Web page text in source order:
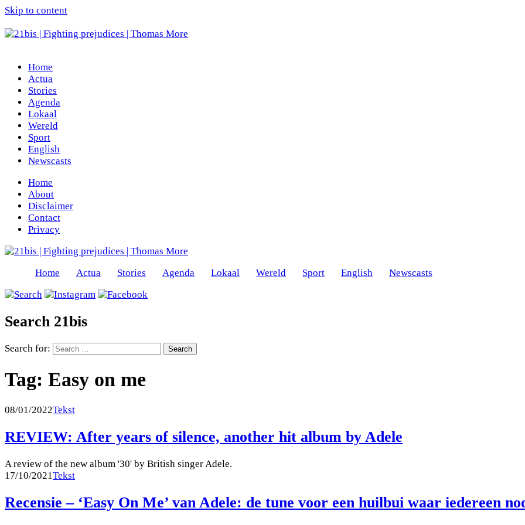
Skip to content
Home
Actua
Stories
Agenda
Lokaal
Wereld
Sport
English
Newscasts
Home
About
Disclaimer
Contact
Privacy
Home Actua Stories Agenda Lokaal Wereld Sport English Newscasts
Search 21bis
Search for:
Tag: Easy on me
08/01/2022Tekst
REVIEW: After years of silence, another hit album by Adele
A review of the new album '30' by British singer Adele.
17/10/2021Tekst
Recensie – ‘Easy On Me’ van Adele: de tune voor een huilbui waar iedereen